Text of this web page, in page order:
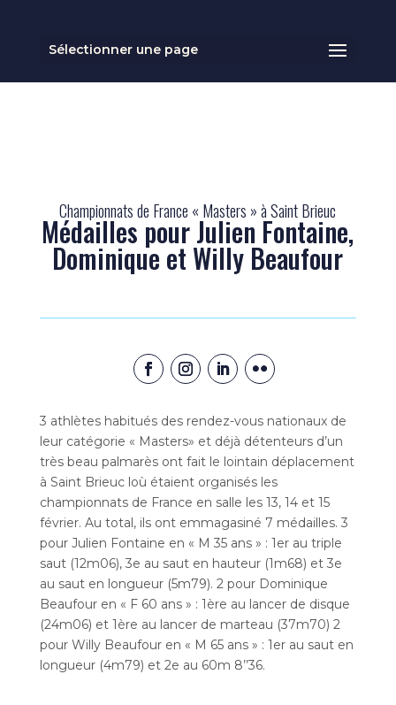
Sélectionner une page
Championnats de France « Masters » à Saint Brieuc
Médailles pour Julien Fontaine,
Dominique et Willy Beaufour
3 athlètes habitués des rendez-vous nationaux de
leur catégorie « Masters» et déjà détenteurs d’un
très beau palmarès ont fait le lointain déplacement
à Saint Brieuc loù étaient organisés les
championnats de France en salle les 13, 14 et 15
février. Au total, ils ont emmagasiné 7 médailles. 3
pour Julien Fontaine en « M 35 ans » : 1er au triple
saut (12m06), 3e au saut en hauteur (1m68) et 3e
au saut en longueur (5m79). 2 pour Dominique
Beaufour en « F 60 ans » : 1ère au lancer de disque
(24m06) et 1ère au lancer de marteau (37m70) 2
pour Willy Beaufour en « M 65 ans » : 1er au saut en
longueur (4m79) et 2e au 60m 8’’36.